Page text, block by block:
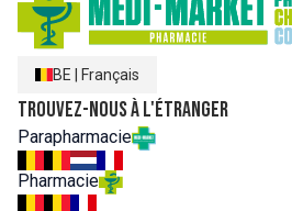
BE Français
Trouvez-nous à l'étranger
Parapharmacie
Pharmacie